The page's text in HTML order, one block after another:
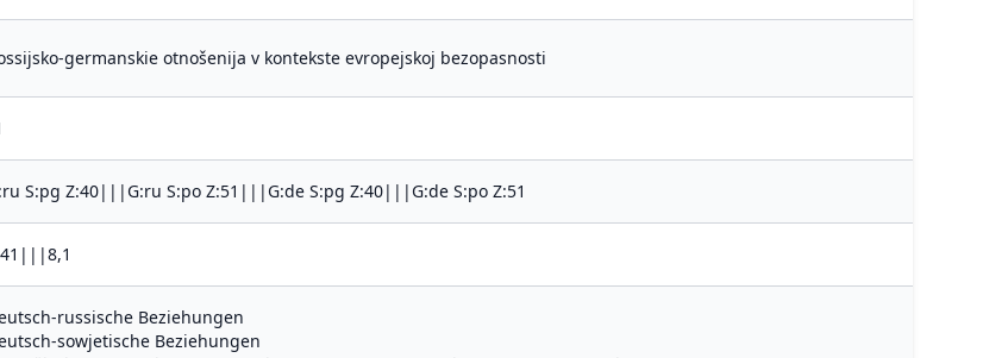
germanskie otnošenija v kontekste evropejskoj bezopasnosti
S:pg Z:40|||G:ru S:po Z:51|||G:de S:pg Z:40|||G:de S:po Z:51
russische Beziehungen
sowjetische Beziehungen